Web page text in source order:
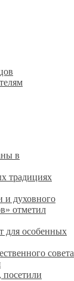
в
традициях
и духовного
отметил
для особенных
совета
посетили